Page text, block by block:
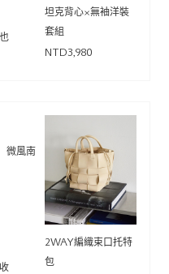
坦克背心×無袖洋裝
套組
NTD3,980
微風南
2WAY編織束口托特
包